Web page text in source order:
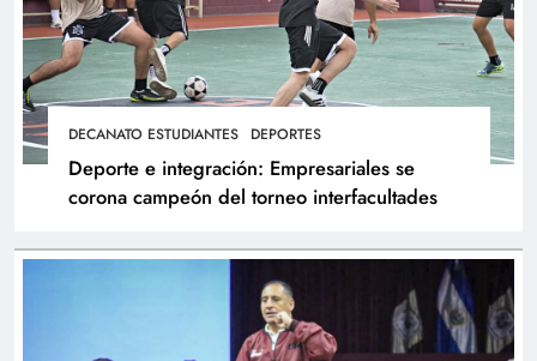
DECANATO ESTUDIANTES DEPORTES
Deporte e integración: Empresariales se
corona campeón del torneo interfacultades